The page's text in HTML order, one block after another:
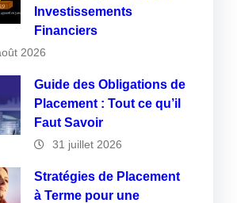
Investissements
Financiers
2026
Guide des Obligations de
Placement : Tout ce qu’il
Faut Savoir
31 juillet 2026
Stratégies de Placement
à Terme pour une